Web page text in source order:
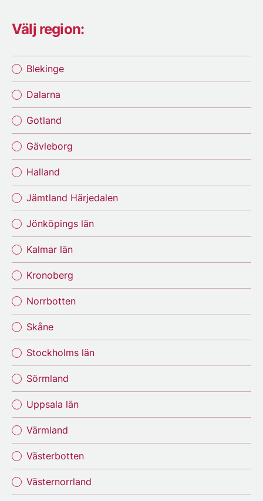
Välj region:
Blekinge
Dalarna
Gotland
Gävleborg
Halland
Jämtland Härjedalen
Jönköpings län
Kalmar län
Kronoberg
Norrbotten
Skåne
Stockholms län
Sörmland
Uppsala län
Värmland
Västerbotten
Västernorrland